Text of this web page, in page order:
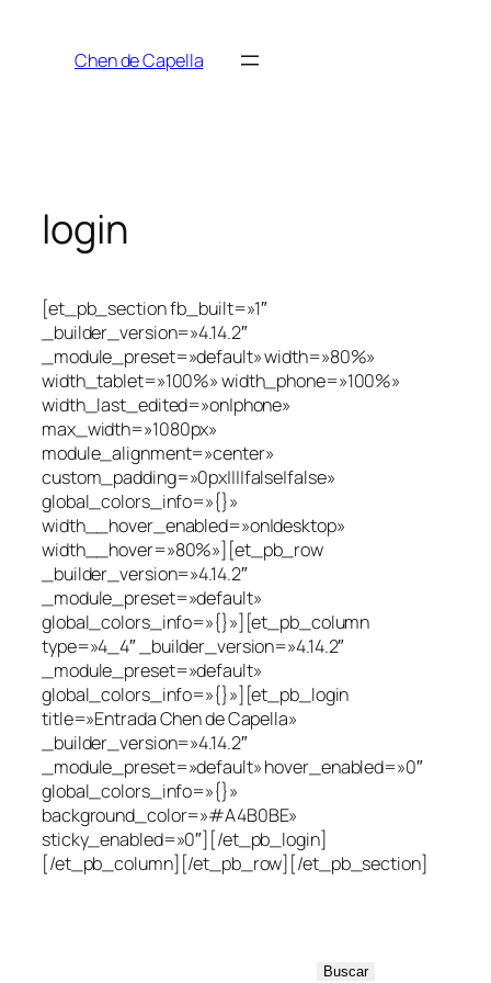
contenidoChen de Capella
login
[et_pb_section fb_built=»1″
_builder_version=»4.14.2″
_module_preset=»default» width=»80%»
width_tablet=»100%» width_phone=»100%»
width_last_edited=»on|phone»
max_width=»1080px»
module_alignment=»center»
custom_padding=»0px||||false|false»
global_colors_info=»{}»
width__hover_enabled=»on|desktop»
width__hover=»80%»][et_pb_row
_builder_version=»4.14.2″
_module_preset=»default»
global_colors_info=»{}»][et_pb_column
type=»4_4″ _builder_version=»4.14.2″
_module_preset=»default»
global_colors_info=»{}»][et_pb_login
title=»Entrada Chen de Capella»
_builder_version=»4.14.2″
_module_preset=»default» hover_enabled=»0″
global_colors_info=»{}»
background_color=»#A4B0BE»
sticky_enabled=»0″][/et_pb_login]
[/et_pb_column][/et_pb_row][/et_pb_section]
Buscar